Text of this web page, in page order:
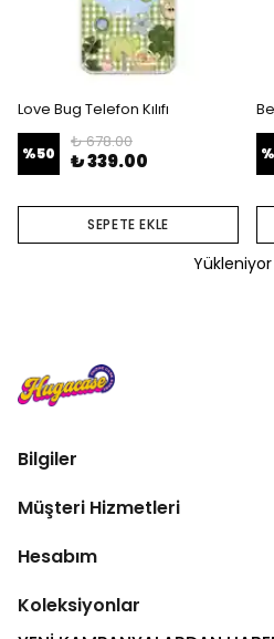
Love Bug Telefon Kılıfı
%50
₺ 678.00
₺ 339.00
SEPETE EKLE
%
Yükleniyor
Bilgiler
Müşteri Hizmetleri
Hesabım
Koleksiyonlar